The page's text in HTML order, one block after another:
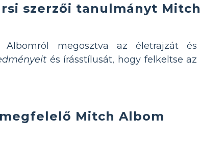
szerzői tanulmányt Mitch
megosztva az életrajzát és
és írásstílusát, hogy felkeltse az
Mitch Albom